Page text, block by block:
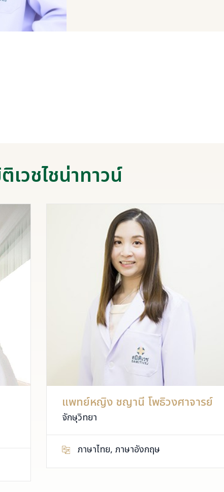
วชไชน่าทาวน์
แพทย์หญิง ชญานี โพธิวงศาจารย์
จักษุวิทยา
ภาษาไทย, ภาษาอังกฤษ